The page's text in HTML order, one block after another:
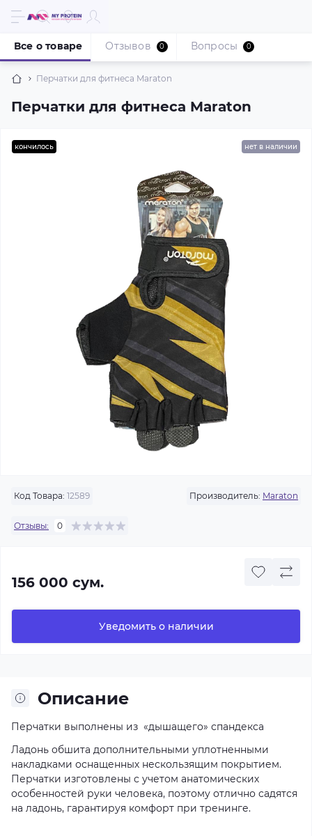
Перчатки для фитнеса Maraton
Перчатки для фитнеса Maraton
Все о товаре Отзывов 0 Вопросы 0
кончилось нет в наличии
Код Товара: 12589 Производитель: Maraton
Отзывы: 0
156 000 сум.
Уведомить о наличии
Описание
Перчатки выполнены из «дышащего» спандекса
Ладонь обшита дополнительными уплотненными
накладками оснащенных нескользящим покрытием.
Перчатки изготовлены с учетом анатомических
особенностей руки человека, поэтому отлично садятся
на ладонь, гарантируя комфорт при тренинге.